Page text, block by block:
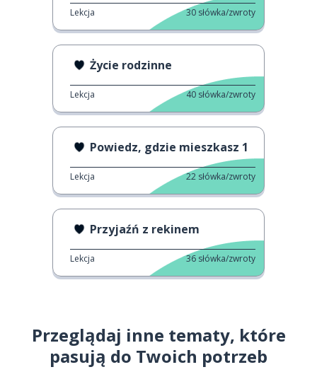
Lekcja 30 słówka/zwroty
Życie rodzinne
Lekcja 40 słówka/zwroty
Powiedz, gdzie mieszkasz 1
Lekcja 22 słówka/zwroty
Przyjaźń z rekinem
Lekcja 36 słówka/zwroty
Przeglądaj inne tematy, które
pasują do Twoich potrzeb